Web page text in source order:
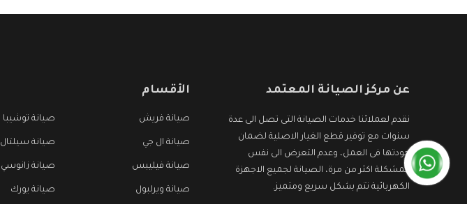
عن مركز الصيانة المعتمد
نقدم لعملائنا خدمات الصيانة التى تصل الى عدة
سنوات مع توفير قطع الغيار الاصلية لضمان
جودتها فى العمل، وعدم التعرض الى نفس
المشكلة اكثر من مرة، الصيانة لجميع الاجهزة
الكهربائية تتم بشكل سريع ومتميز.
الأقسام
صيانة فريش صيانة توشيبا
صيانة ال جي صيانة سيلتال
صيانة فيليبس صيانة زانوسي
صيانة ويرلبول صيانة يورك